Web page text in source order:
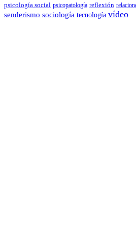
psicología social psicopatología reflexión
senderismo sociología tecnología vídeo